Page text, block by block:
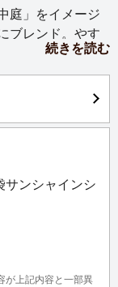
庭」をイメージ
ブレンド。やす
風味。
せた清々しさあ
飾られた中庭を
かにトッピング
い癒しの空間
い。和を感じさ
のにも最適で
召し上がりいた
続きを読む
ンシャインシ
が上記内容と一部異